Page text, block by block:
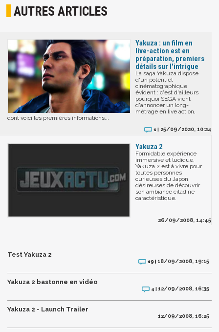
AUTRES ARTICLES
Yakuza : un film en
live-action est en
préparation, premiers
détails sur l'intrigue
La saga Yakuza dispose
d'un potentiel
cinématographique
évident : c'est d'ailleurs
pourquoi SEGA vient
d'annoncer un long-
métrage en live action,
dont voici les premières informations...
1 | 25/09/2020, 10:24
Yakuza 2
Formidable expérience
immersive et ludique,
Yakuza 2 est à vivre pour
toutes personnes
curieuses du Japon,
désireuses de découvrir
son ambiance citadine
caractéristique.
26/09/2008, 14:45
Test Yakuza 2
19 |18/09/2008, 19:15
Yakuza 2 bastonne en vidéo
4 |12/09/2008, 16:35
Yakuza 2 - Launch Trailer
12/09/2008, 16:25